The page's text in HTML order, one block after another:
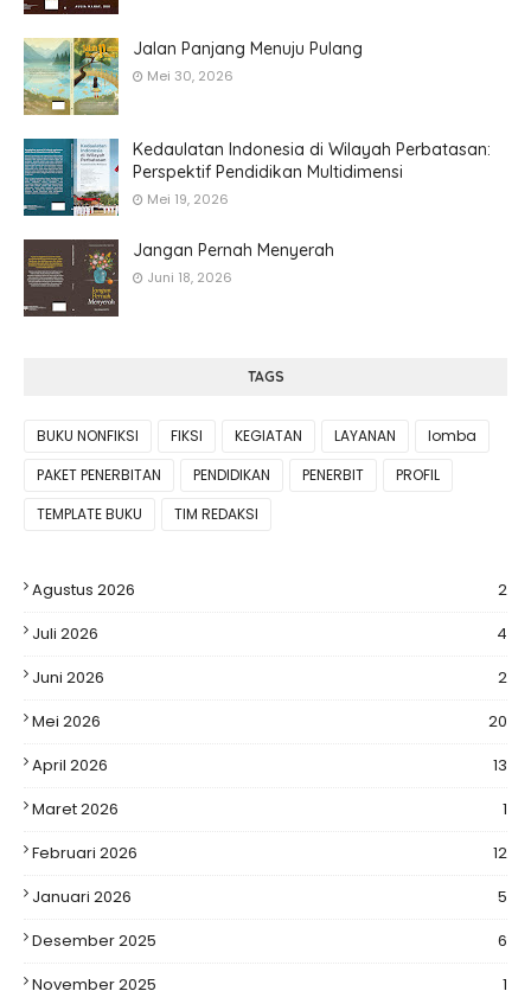
Jalan Panjang Menuju Pulang
Mei 30, 2026
Kedaulatan Indonesia di Wilayah Perbatasan:
Perspektif Pendidikan Multidimensi
Mei 19, 2026
Jangan Pernah Menyerah
Juni 18, 2026
TAGS
BUKU NONFIKSI FIKSI KEGIATAN LAYANAN
lomba
PAKET PENERBITAN
PENDIDIKAN PENERBIT
PROFIL
TEMPLATE BUKU
TIM REDAKSI
Agustus 2026
2
Juli 2026
4
Juni 2026
2
Mei 2026
20
April 2026
13
Maret 2026
1
Februari 2026
12
Januari 2026
5
Desember 2025
6
November 2025
1